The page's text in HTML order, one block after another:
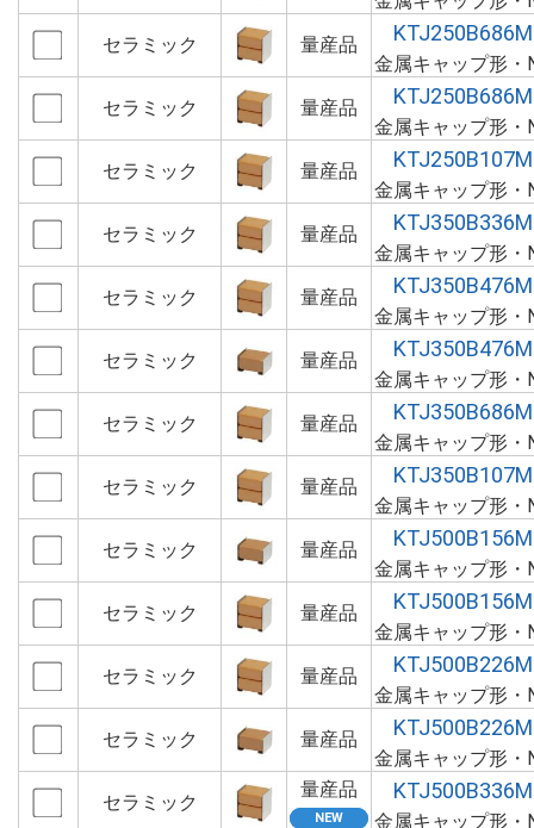
セラミック
量産品
金属キャップ形・
セラミック
量産品
金属キャップ形・
セラミック
量産品
金属キャップ形・
セラミック
量産品
金属キャップ形・
セラミック
量産品
金属キャップ形・
セラミック
量産品
金属キャップ形・
セラミック
量産品
金属キャップ形・
セラミック
量産品
金属キャップ形・
セラミック
量産品
金属キャップ形・
セラミック
量産品
金属キャップ形・
セラミック
量産品
金属キャップ形・
セラミック
量産品
金属キャップ形・
セラミック
量産品
金属キャップ形・